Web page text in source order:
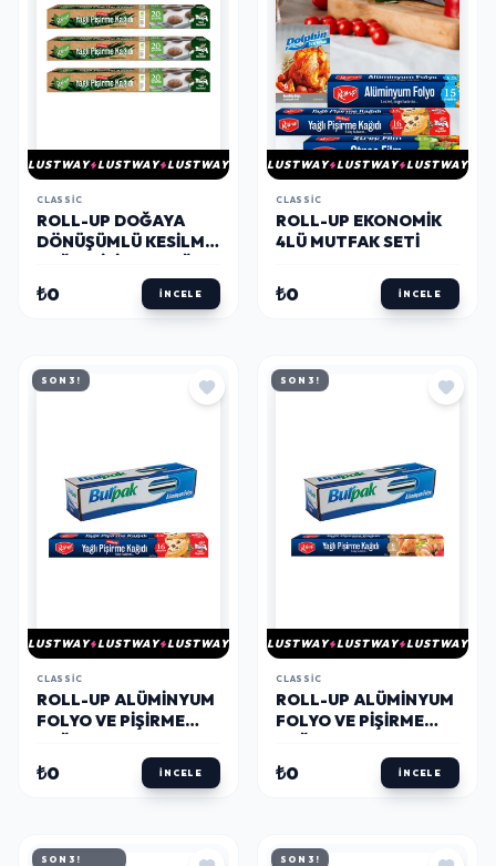
LUSTWAY LUSTWAY LUSTWAY
CLASSIC
ROLL-UP DOĞAYA
DÖNÜŞÜMLÜ KESILMIŞ
20 YAPRAK 4 ADET
₺0 İNCELE
LUSTWAY LUSTWAY LUSTWAY
CLASSIC
ROLL-UP EKONOMIK
4LÜ MUTFAK SETI
₺0 İNCELE
SON 3!
LUSTWAY LUSTWAY LUSTWAY
CLASSIC
ROLL-UP ALÜMINYUM
FOLYO VE PIŞIRME
EKONOMIK MUTFAK
SETI 4
₺0 İNCELE
SON 3!
LUSTWAY LUSTWAY LUSTWAY
CLASSIC
ROLL-UP ALÜMINYUM
FOLYO VE PIŞIRME
EKONOMIK MUTFAK
SETI 3
₺0 İNCELE
SON 3!
SON 3!